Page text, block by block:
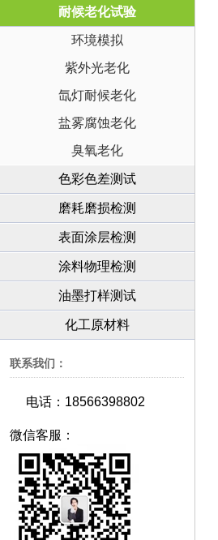
耐候老化试验
环境模拟
紫外光老化
氙灯耐候老化
盐雾腐蚀老化
臭氧老化
色彩色差测试
磨耗磨损检测
表面涂层检测
涂料物理检测
油墨打样测试
化工原材料
联系我们：
电话：18566398802
微信客服：